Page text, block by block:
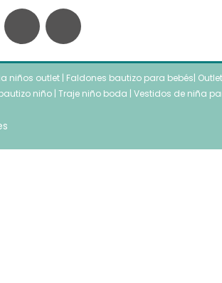
I
n
s
W
h
a
niños outlet | Faldones bautizo para bebés|
niño | Traje niño boda | Vestidos de niña